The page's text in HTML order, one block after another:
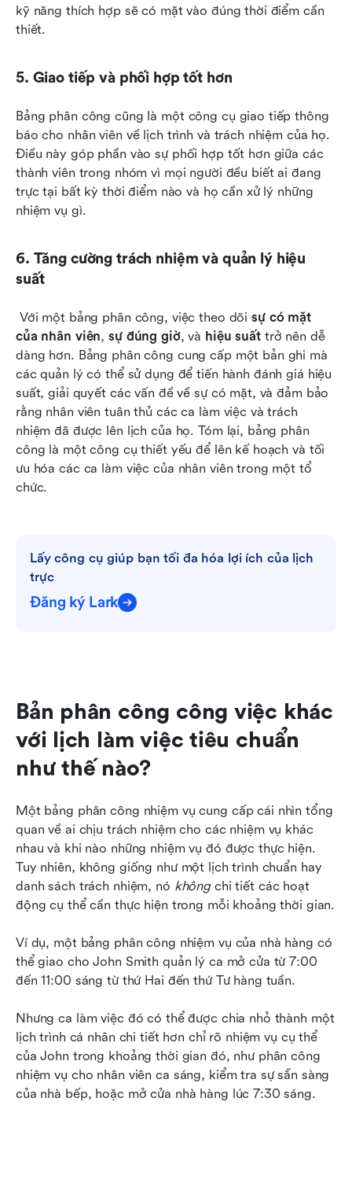
kỹ năng thích hợp sẽ có mặt vào đúng thời điểm cần
thiết.
5. Giao tiếp và phối hợp tốt hơn
Bảng phân công cũng là một công cụ giao tiếp thông
báo cho nhân viên về lịch trình và trách nhiệm của họ.
Điều này góp phần vào sự phối hợp tốt hơn giữa các
thành viên trong nhóm vì mọi người đều biết ai đang
trực tại bất kỳ thời điểm nào và họ cần xử lý những
nhiệm vụ gì.
6. Tăng cường trách nhiệm và quản lý hiệu
suất
Với một bảng phân công, việc theo dõi sự có mặt
của nhân viên, sự đúng giờ, và hiệu suất trở nên dễ
dàng hơn. Bảng phân công cung cấp một bản ghi mà
các quản lý có thể sử dụng để tiến hành đánh giá hiệu
suất, giải quyết các vấn đề về sự có mặt, và đảm bảo
rằng nhân viên tuân thủ các ca làm việc và trách
nhiệm đã được lên lịch của họ. Tóm lại, bảng phân
công là một công cụ thiết yếu để lên kế hoạch và tối
ưu hóa các ca làm việc của nhân viên trong một tổ
chức.
Lấy công cụ giúp bạn tối đa hóa lợi ích của lịch
trực
Đăng ký Lark
Bản phân công công việc khác
với lịch làm việc tiêu chuẩn
như thế nào?
Một bảng phân công nhiệm vụ cung cấp cái nhìn tổng
quan về ai chịu trách nhiệm cho các nhiệm vụ khác
nhau và khi nào những nhiệm vụ đó được thực hiện.
Tuy nhiên, không giống như một lịch trình chuẩn hay
danh sách trách nhiệm, nó không chi tiết các hoạt
động cụ thể cần thực hiện trong mỗi khoảng thời gian.
Ví dụ, một bảng phân công nhiệm vụ của nhà hàng có
thể giao cho John Smith quản lý ca mở cửa từ 7:00
đến 11:00 sáng từ thứ Hai đến thứ Tư hàng tuần.
Nhưng ca làm việc đó có thể được chia nhỏ thành một
lịch trình cá nhân chi tiết hơn chỉ rõ nhiệm vụ cụ thể
của John trong khoảng thời gian đó, như phân công
nhiệm vụ cho nhân viên ca sáng, kiểm tra sự sẵn sàng
của nhà bếp, hoặc mở cửa nhà hàng lúc 7:30 sáng.